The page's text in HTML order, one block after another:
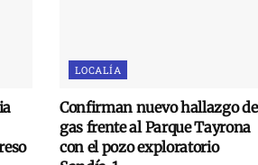
LOCALÍA
Confirman nuevo hallazgo de
gas frente al Parque Tayrona
con el pozo exploratorio